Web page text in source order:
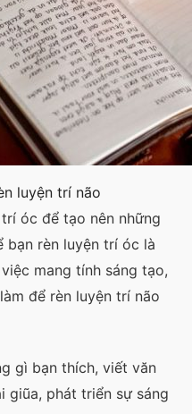
luyện trí não
óc để tạo nên những
bạn rèn luyện trí óc là
mang tính sáng tạo,
để rèn luyện trí não
gì bạn thích, viết văn
giũa, phát triển sự sáng